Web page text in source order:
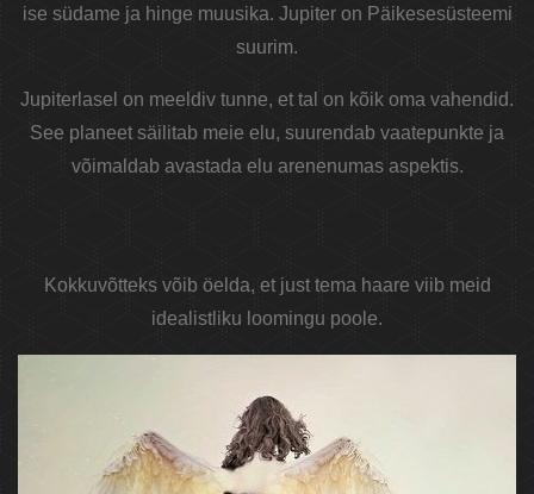
ise südame ja hinge muusika. Jupiter on Päikesesüsteemi
suurim.
Jupiterlasel on meeldiv tunne, et tal on kõik oma vahendid.
See planeet säilitab meie elu, suurendab vaatepunkte ja
võimaldab avastada elu arenenumas aspektis.
Kokkuvõtteks võib öelda, et just tema haare viib meid
idealistliku loomingu poole.